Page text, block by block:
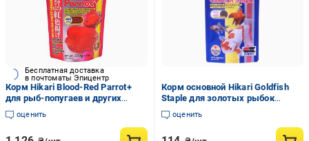
Бесплатная доставка
в почтоматы Эпицентр
Корм Hikari Blood-Red Parrot+
для рыб-попугаев и других
гибридов цихлид 8-15 см M
гранулы 5,0-5,5 мм 333 г (16333)
оценить
Корм основной Hikari Goldfish
Staple для золотых рыбок
длиной 3+ см/гранулы 1,7-2,0
мм/30 г плавающий (01106)
оценить